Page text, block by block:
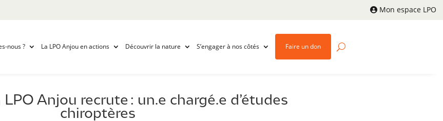
Mon espace LPO
nous ? La LPO Anjou en actions Découvrir la nature S’engager à nos côtés Faire un don
LPO Anjou recrute : un.e chargé.e d’études
chiroptères